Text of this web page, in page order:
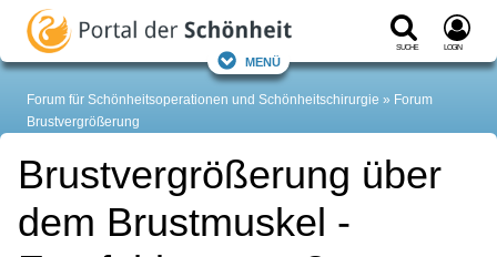
Suche Login
Menü
Forum für Schönheitsoperationen und Schönheitschirurgie
Forum
Brustvergrößerung
Brustvergrößerung über
dem Brustmuskel -